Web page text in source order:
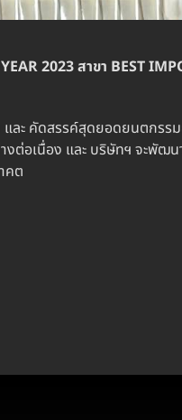
2023 สาขา BEST
ละ คัดสรรค์สุดยอดยนตกรร
ต่อเนื่อง และ บริษัทฯ จะพัฒ
คต